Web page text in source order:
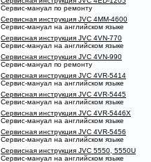
Сервис-мануал по ремонту
Сервисная инструкция JVC 4MM-4600
Сервис-мануал на английском языке
Сервисная инструкция JVC 4VN-770
Сервис-мануал на английском языке
Сервисная инструкция JVC 4VN-990
Сервис-мануал по ремонту
Сервисная инструкция JVC 4VR-5414
Сервис-мануал на английском языке
Сервисная инструкция JVC 4VR-5445
Сервис-мануал на английском языке
Сервисная инструкция JVC 4VR-5446X
Сервис-мануал на английском языке
Сервисная инструкция JVC 4VR-5456
Сервис-мануал на английском языке
Сервисная инструкция JVC 5550, 5550U
Сервис-мануал на английском языке